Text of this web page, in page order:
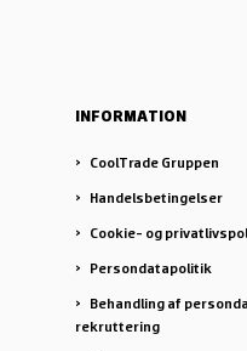
INFORMATION
CoolTrade Gruppen
Handelsbetingelser
Cookie- og
Persondatapolitik
Behandling af
rekruttering